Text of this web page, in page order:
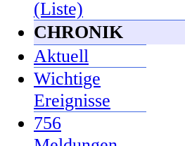
(Liste)
CHRONIK
Aktuell
Wichtige
Ereignisse
756